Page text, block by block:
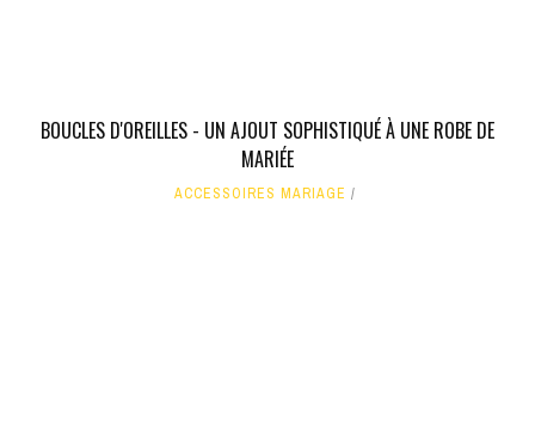
BOUCLES D'OREILLES - UN AJOUT SOPHISTIQUÉ À UNE ROBE DE
MARIÉE
ACCESSOIRES MARIAGE